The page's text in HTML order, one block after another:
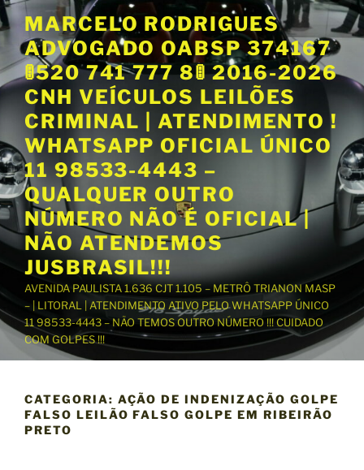
P
u
a
r
r
a
o
c
o
n
t
ú
d
MARCELO RODRIGUES
ADVOGADO OABSP 374167
🚦520 741 777 8🚦 2016-2026
CNH VEÍCULOS LEILÕES
CRIMINAL | ATENDIMENTO !
WHATSAPP OFICIAL ÚNICO
11 98533-4443 –
QUALQUER OUTRO
NÚMERO NÃO É OFICIAL |
NÃO ATENDEMOS
JUSBRASIL!!!
AVENIDA PAULISTA 1.636 CJT 1.105 – METRÔ TRIANON MASP
– | LITORAL | ATENDIMENTO ATIVO PELO WHATSAPP ÚNICO
11 98533-4443 – NÃO TEMOS OUTRO NÚMERO !!! CUIDADO
COM GOLPES !!!
CATEGORIA: AÇÃO DE INDENIZAÇÃO GOLPE
FALSO LEILÃO FALSO GOLPE EM RIBEIRÃO
PRETO